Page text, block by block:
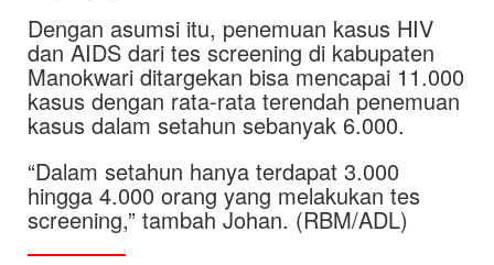
Dengan asumsi itu, penemuan kasus HIV
dan AIDS dari tes screening di kabupaten
Manokwari ditargekan bisa mencapai 11.000
kasus dengan rata-rata terendah penemuan
kasus dalam setahun sebanyak 6.000.
“Dalam setahun hanya terdapat 3.000
hingga 4.000 orang yang melakukan tes
screening,” tambah Johan. (RBM/ADL)